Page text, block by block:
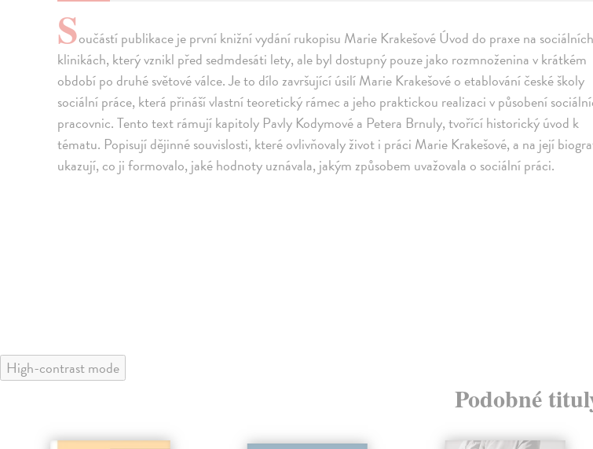
Součástí publikace je první knižní vydání rukopisu Marie Krakešové Úvod do praxe na sociálních
klinikách, který vznikl před sedmdesáti lety, ale byl dostupný pouze jako rozmnoženina v krátkém
období po druhé světové válce. Je to dílo završující úsilí Marie Krakešové o etablování české školy
sociální práce, která přináší vlastní teoretický rámec a jeho praktickou realizaci v působení
pracovnic. Tento text rámují kapitoly Pavly Kodymové a Petera Brnuly, tvořící historický úvod k
tématu. Popisují dějinné souvislosti, které ovlivňovaly život i práci Marie Krakešové, a na její
ukazují, co ji formovalo, jaké hodnoty uznávala, jakým způsobem uvažovala o sociální práci.
High-contrast mode
Podobné